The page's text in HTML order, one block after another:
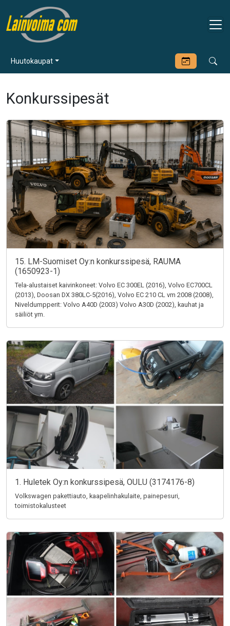
Huutokaupat
Konkurssipesät
15. LM-Suomiset Oy:n konkurssipesä, RAUMA
(1650923-1)
Tela-alustaiset kaivinkoneet: Volvo EC 300EL (2016), Volvo EC700CL
(2013), Doosan DX 380LC-5(2016), Volvo EC 210 CL vm 2008 (2008),
Niveldumpperit: Volvo A40D (2003) Volvo A30D (2002), kauhat ja
säiliöt ym.
1. Huletek Oy:n konkurssipesä, OULU (3174176-8)
Volkswagen pakettiauto, kaapelinhakulaite, painepesuri,
toimistokalusteet